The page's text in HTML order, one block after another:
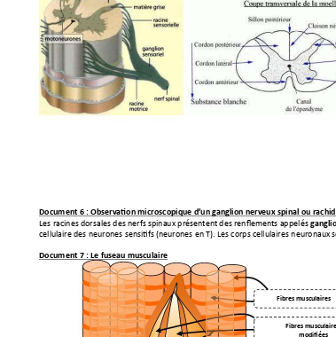
Document 6 : Observation microscopique d’un ganglion nerveux spinal ou r
Les racines dorsales des nerfs spinaux présentent des renflements appelés
cellulaire des neurones sensitifs (neurones en T). Les corps cellulaires neuronaux
Document 7 : Le fuseau musculaire
Fibres musculai
modifiées
Fibres musculaires